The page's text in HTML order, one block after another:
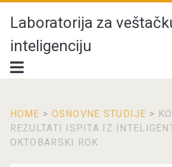
Laboratorija za
inteligenciju
HOME > OSNOVNE STUDIJE >
REZULTATI ISPITA IZ
OKTOBARSKI ROK